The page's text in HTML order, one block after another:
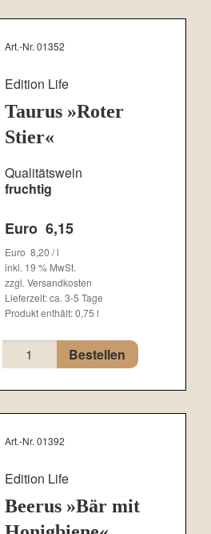
Art.-Nr. 01352
Edition Life
Taurus »Roter
Stier«
Qualitätswein
fruchtig
Euro 6,15
Euro 8,20 /l
inkl. 19 % MwSt.
zzgl.Versandkosten
Lieferzeit:ca. 3-5 Tage
Produkt enthält: 0,75l
Taurus
»Roter
Stier«
Menge
Bestellen
Art.-Nr. 01392
Edition Life
Beerus »Bär mit